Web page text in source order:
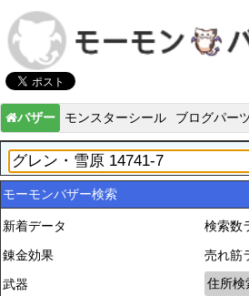
バザー モンスターシール ブログパー
モーモンバザー検索
新着データ
錬金効果
武器
検索数
売れ筋
住所検